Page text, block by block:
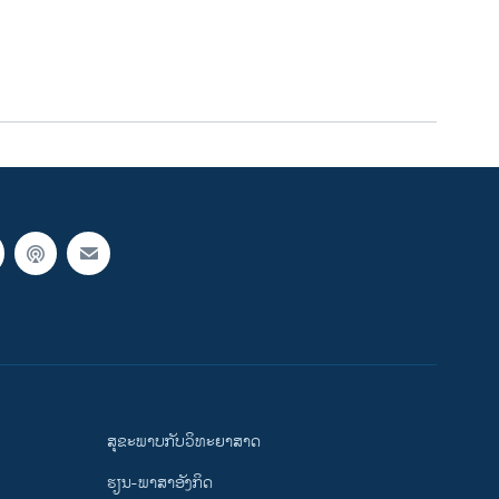
ສຸຂະພາບກັບວິທະຍາສາດ
ຮຽນ-ພາສາອັງກິດ